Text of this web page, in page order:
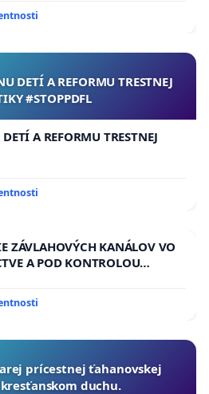
DETÍ A REFORMU TRESTNEJ
#STOPPDFL
A REFORMU TRESTNEJ
ZÁVLAHOVÝCH KANÁLOV VO
A POD KONTROLOU
& žiadosť na riešenie
prícestnej ťahanovskej
duchu.